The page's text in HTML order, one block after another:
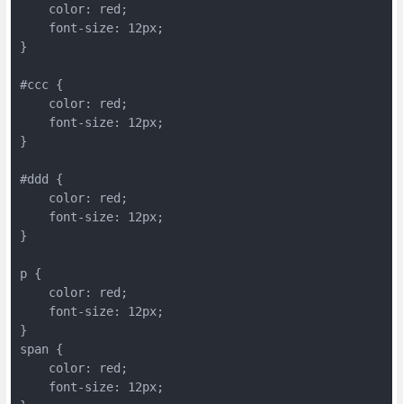
    color: red;
    font-size: 12px;
}
#ccc {
    color: red;
    font-size: 12px;
}
#ddd {
    color: red;
    font-size: 12px;
}
p {
    color: red;
    font-size: 12px;
}
span {
    color: red;
    font-size: 12px;